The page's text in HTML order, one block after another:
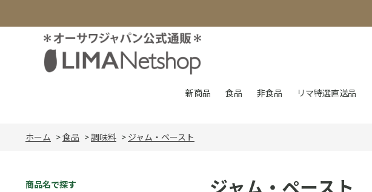
新商品 食品 非食品 リマ特選直送品
ホーム >食品 >調味料 > ジャム・ペースト
商品名で探す ジャム・ペースト